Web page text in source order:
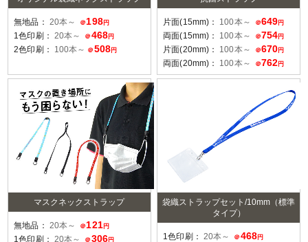
無地品： 20本～ ＠198円
1色印刷： 20本～ ＠ 468円
2色印刷： 100本～ ＠ 508円
片面(15mm)： 100本～ ＠649 円
両面(15mm)： 100本～ ＠754 円
片面(20mm)： 100本～ ＠670 円
両面(20mm)： 100本～ ＠762 円
マスクネックストラップ
無地品： 20本～ ＠121円
1色印刷： 20本～ ＠ 306円
袋織ストラップセット/10mm（標準
タイプ）
1色印刷： 20本～ ＠ 468円